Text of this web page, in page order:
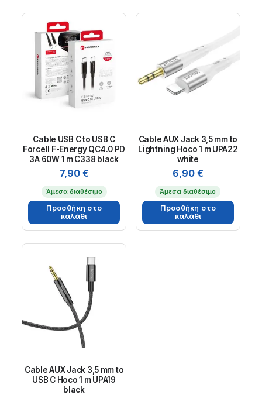
Cable USB C to USB C
Forcell F-Energy QC4.0 PD
3A 60W 1 m C338 black
7,90 €
Άμεσα διαθέσιμο
Προσθήκη στο
καλάθι
Cable AUX Jack 3,5 mm to
Lightning Hoco 1 m UPA22
white
6,90 €
Άμεσα διαθέσιμο
Προσθήκη στο
καλάθι
Cable AUX Jack 3,5 mm to
USB C Hoco 1 m UPA19
black